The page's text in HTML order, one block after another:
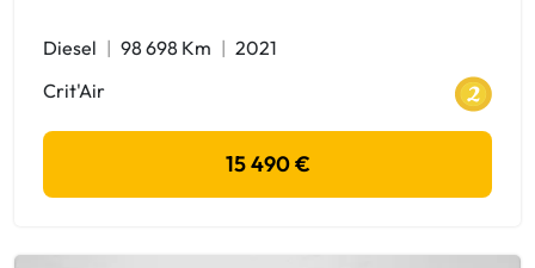
Diesel 98 698 Km
2021
Crit'Air
15 490 €